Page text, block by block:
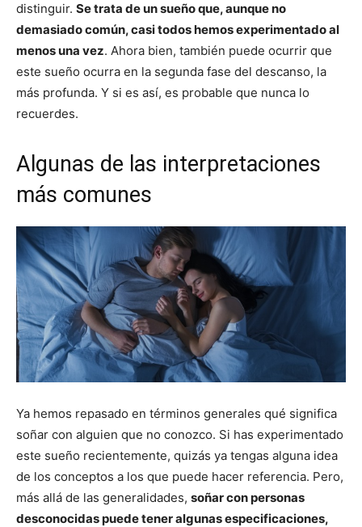
distinguir. Se trata de un sueño que, aunque no
demasiado común, casi todos hemos experimentado al
menos una vez. Ahora bien, también puede ocurrir que
este sueño ocurra en la segunda fase del descanso, la
más profunda. Y si es así, es probable que nunca lo
recuerdes.
Algunas de las interpretaciones
más comunes
Ya hemos repasado en términos generales qué significa
soñar con alguien que no conozco. Si has experimentado
este sueño recientemente, quizás ya tengas alguna idea
de los conceptos a los que puede hacer referencia. Pero,
más allá de las generalidades, soñar con personas
desconocidas puede tener algunas especificaciones,